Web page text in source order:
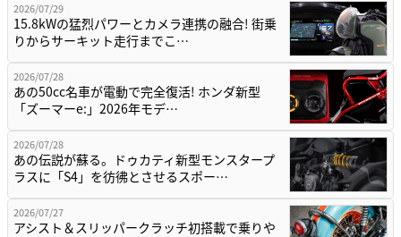
2026/07/29
15.8kWの猛烈パワーとカメラ連携の融合! 街乗
りからサーキット走行までこ…
2026/07/28
あの50cc名車が電動で完全復活! ホンダ新型
「ズーマーe:」2026年モデ…
2026/07/28
あの伝説が蘇る。ドゥカティ新型モンスタープ
ラスに「S4」を彷彿とさせるスポー…
2026/07/27
アシスト＆スリッパークラッチ初搭載で乗りや